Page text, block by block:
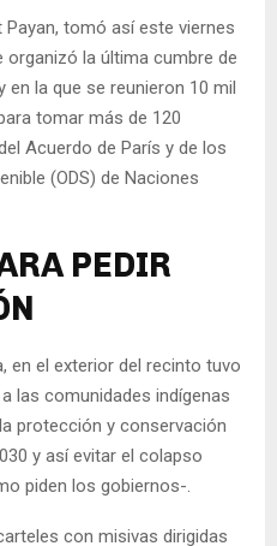
Payan, tomó así este viernes
organizó la última cumbre de
la que se reunieron 10 mil
tomar más de 120
Acuerdo de París y de los
(ODS) de Naciones
PEDIR
en el exterior del recinto tuvo
las comunidades indígenas
protección y conservación
y así evitar el colapso
piden los gobiernos-.
con misivas dirigidas